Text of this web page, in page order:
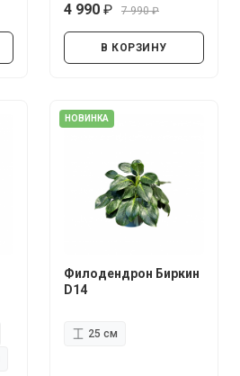
4 990
7 990
В КОРЗИНУ
НОВИНКА
Филодендрон Биркин
D14
25 см